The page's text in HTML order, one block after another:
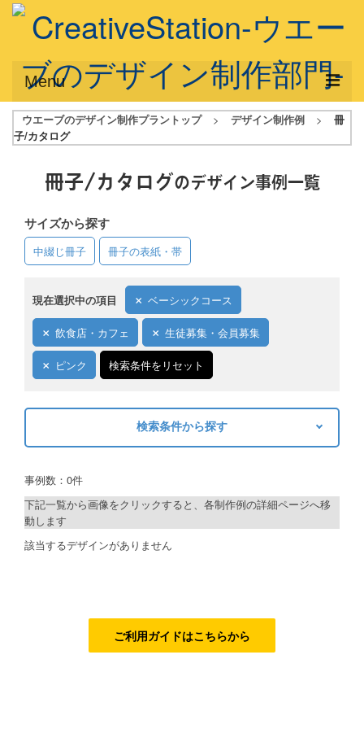
Menu
サービス概要
デザインアシスト
フルデザイン
データ修正
写真からイラスト作成
デザイン制作例
ご利用料金
ご利用の流れ
FAQ（よくあるご質問）
ウエーブのデザイン制作プラントップ > デザイン制作例 >
冊
子/カタログ
冊子/カタログのデザイン事例一覧
サイズから探す
中綴じ冊子 冊子の表紙・帯
現在選択中の項目 ベーシックコース
飲食店・カフェ 生徒募集・会員募集
ピンク 検索条件をリセット
検索条件から探す
制作プランで探す
シルバーコース
事例数：0件
下記一覧から画像をクリックすると、各制作例の詳細ページへ移
動します
該当するデザインがありません
ご利用ガイドはこちらから